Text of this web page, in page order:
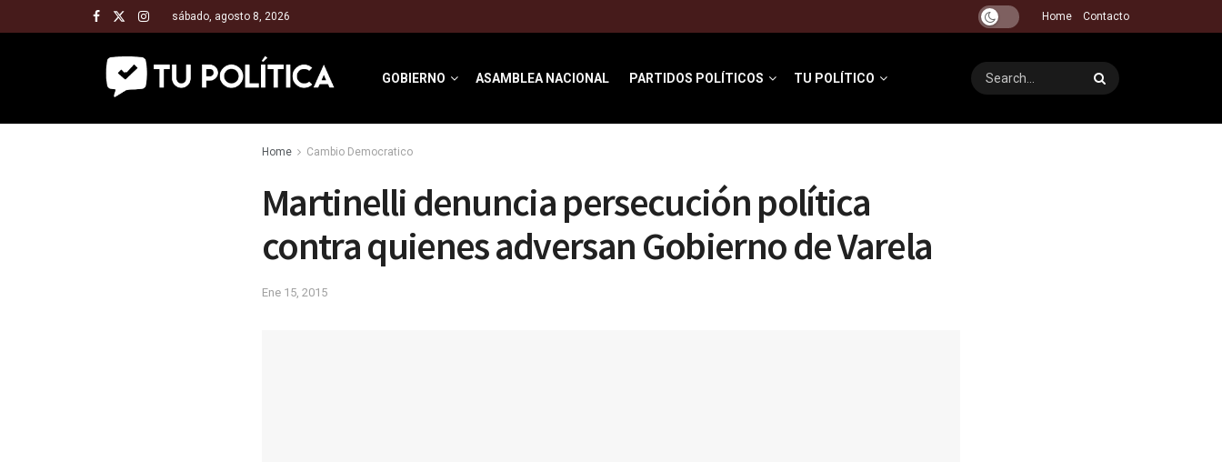
sábado, agosto 8, 2026 Home Contacto
GOBIERNO ASAMBLEA NACIONAL PARTIDOS POLÍTICOS TU POLÍTICO
Home Cambio Democratico
Martinelli denuncia persecución política
contra quienes adversan Gobierno de Varela
Ene 15, 2015